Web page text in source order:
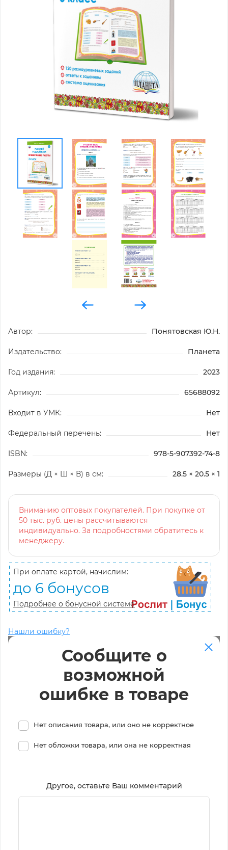
Автор: Понятовская Ю.Н.
Издательство: Планета
Год издания: 2023
Артикул: 65688092
Входит в УМК: Нет
Федеральный перечень: Нет
ISBN: 978-5-907392-74-8
Размеры (Д × Ш × В) в см: 28.5 × 20.5 × 1
Вниманию оптовых покупателей. При покупке от
50 тыс. руб. цены рассчитываются
индивидуально. За подробностями обратитесь к
менеджеру.
При оплате картой, начислим:
до 6 бонусов
Подробнее о бонусной системе
Нашли ошибку?
Сообщите о
возможной
ошибке в товаре
Нет описания товара, или оно не корректное
Нет обложки товара, или она не корректная
Другое, оставьте Ваш комментарий